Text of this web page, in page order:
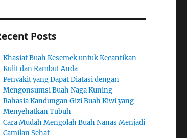
Posts
Khasiat Buah Kesemek untuk Kecantikan
Kulit dan Rambut Anda
Penyakit yang Dapat Diatasi dengan
Mengonsumsi Buah Naga Kuning
Rahasia Kandungan Gizi Buah Kiwi yang
Menyehatkan Tubuh
Cara Mudah Mengolah Buah Nanas Menjadi
Camilan Sehat